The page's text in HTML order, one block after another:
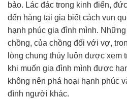
bảo. Lác đác trong kinh điển,
đến hàng tại gia biết cách vun
hạnh phúc gia đình mình.
chồng, của chồng đối với vợ,
lòng chung thủy luôn được xem
khi muốn gia đình mình được
không nên phá hoại hạnh phúc
đình người khác.